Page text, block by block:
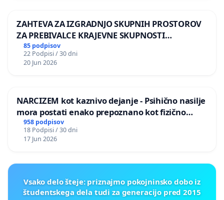
ZAHTEVA ZA IZGRADNJO SKUPNIH PROSTOROV
ZA PREBIVALCE KRAJEVNE SKUPNOSTI
PRESTRANEK
85 podpisov
22 Podpisi / 30 dni
20 Jun 2026
NARCIZEM kot kaznivo dejanje - Psihično nasilje
mora postati enako prepoznano kot fizično
nasilje
958 podpisov
18 Podpisi / 30 dni
17 Jun 2026
Vsako delo šteje: priznajmo pokojninsko dobo iz
študentskega dela tudi za generacijo pred 2015